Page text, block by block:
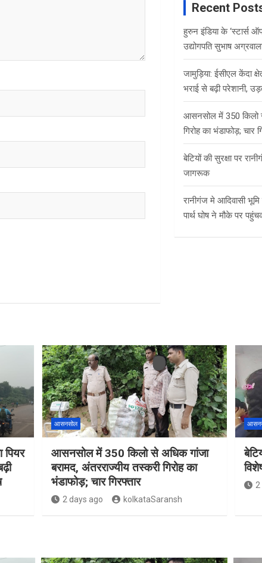
Recent
हुरुन इंडिया के ‘स्टार्स
उद्योगपति सुभाष
जामुड़िया: ईसीएल केंदा
भराई से बढ़ी परेशानी,
आसनसोल में 350 किलो
गिरोह का भंडाफोड़; चार
बेटियों की सुरक्षा पर
जागरूक
रानीगंज मे आदिवासी
पार्थ घोष ने मौके पर
पियर
आसनसोल
आसनसोल में 350 किलो से अधिक गांजा
बरामद, अंतरराज्यीय तस्करी गिरोह का
भंडाफोड़; चार गिरफ्तार
2 days ago kolkataSaransh
2